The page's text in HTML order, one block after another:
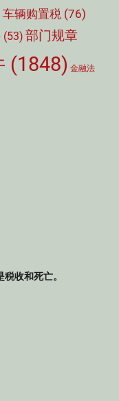
车辆购置税 (76)
(53) 部门规章
(1848) 金融法
收和死亡。